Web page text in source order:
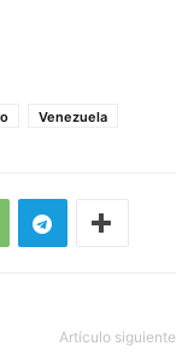
Venezuela
Artículo siguiente